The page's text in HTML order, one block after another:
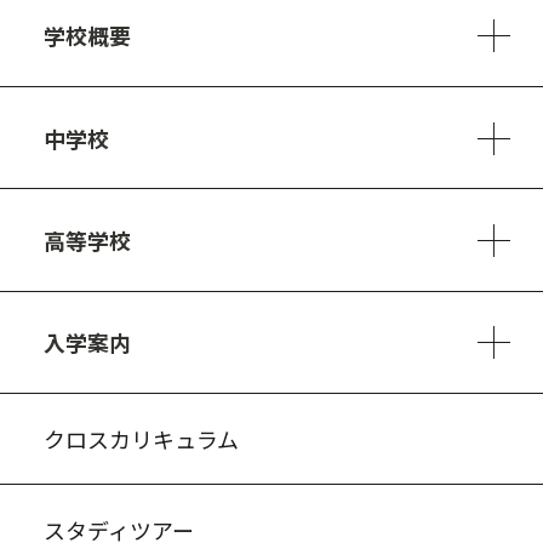
学校概要
中学校
高等学校
入学案内
クロスカリキュラム
スタディツアー